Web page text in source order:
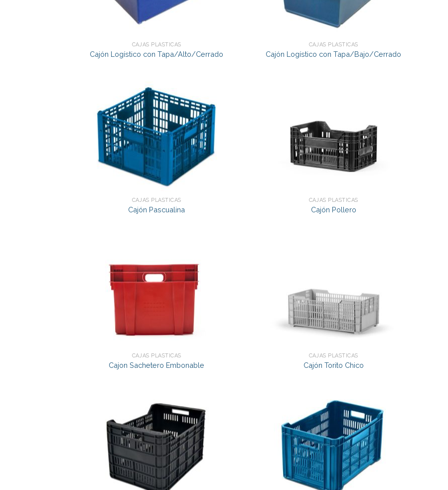
CAJAS PLÁSTICAS
Cajón Logístico con Tapa/Alto/Cerrado
CAJAS PLÁSTICAS
Cajón Logístico con Tapa/Bajo/Cerrado
CAJAS PLÁSTICAS
Cajón Pascualina
CAJAS PLÁSTICAS
Cajón Pollero
CAJAS PLÁSTICAS
Cajon Sachetero Embonable
CAJAS PLÁSTICAS
Cajón Torito Chico